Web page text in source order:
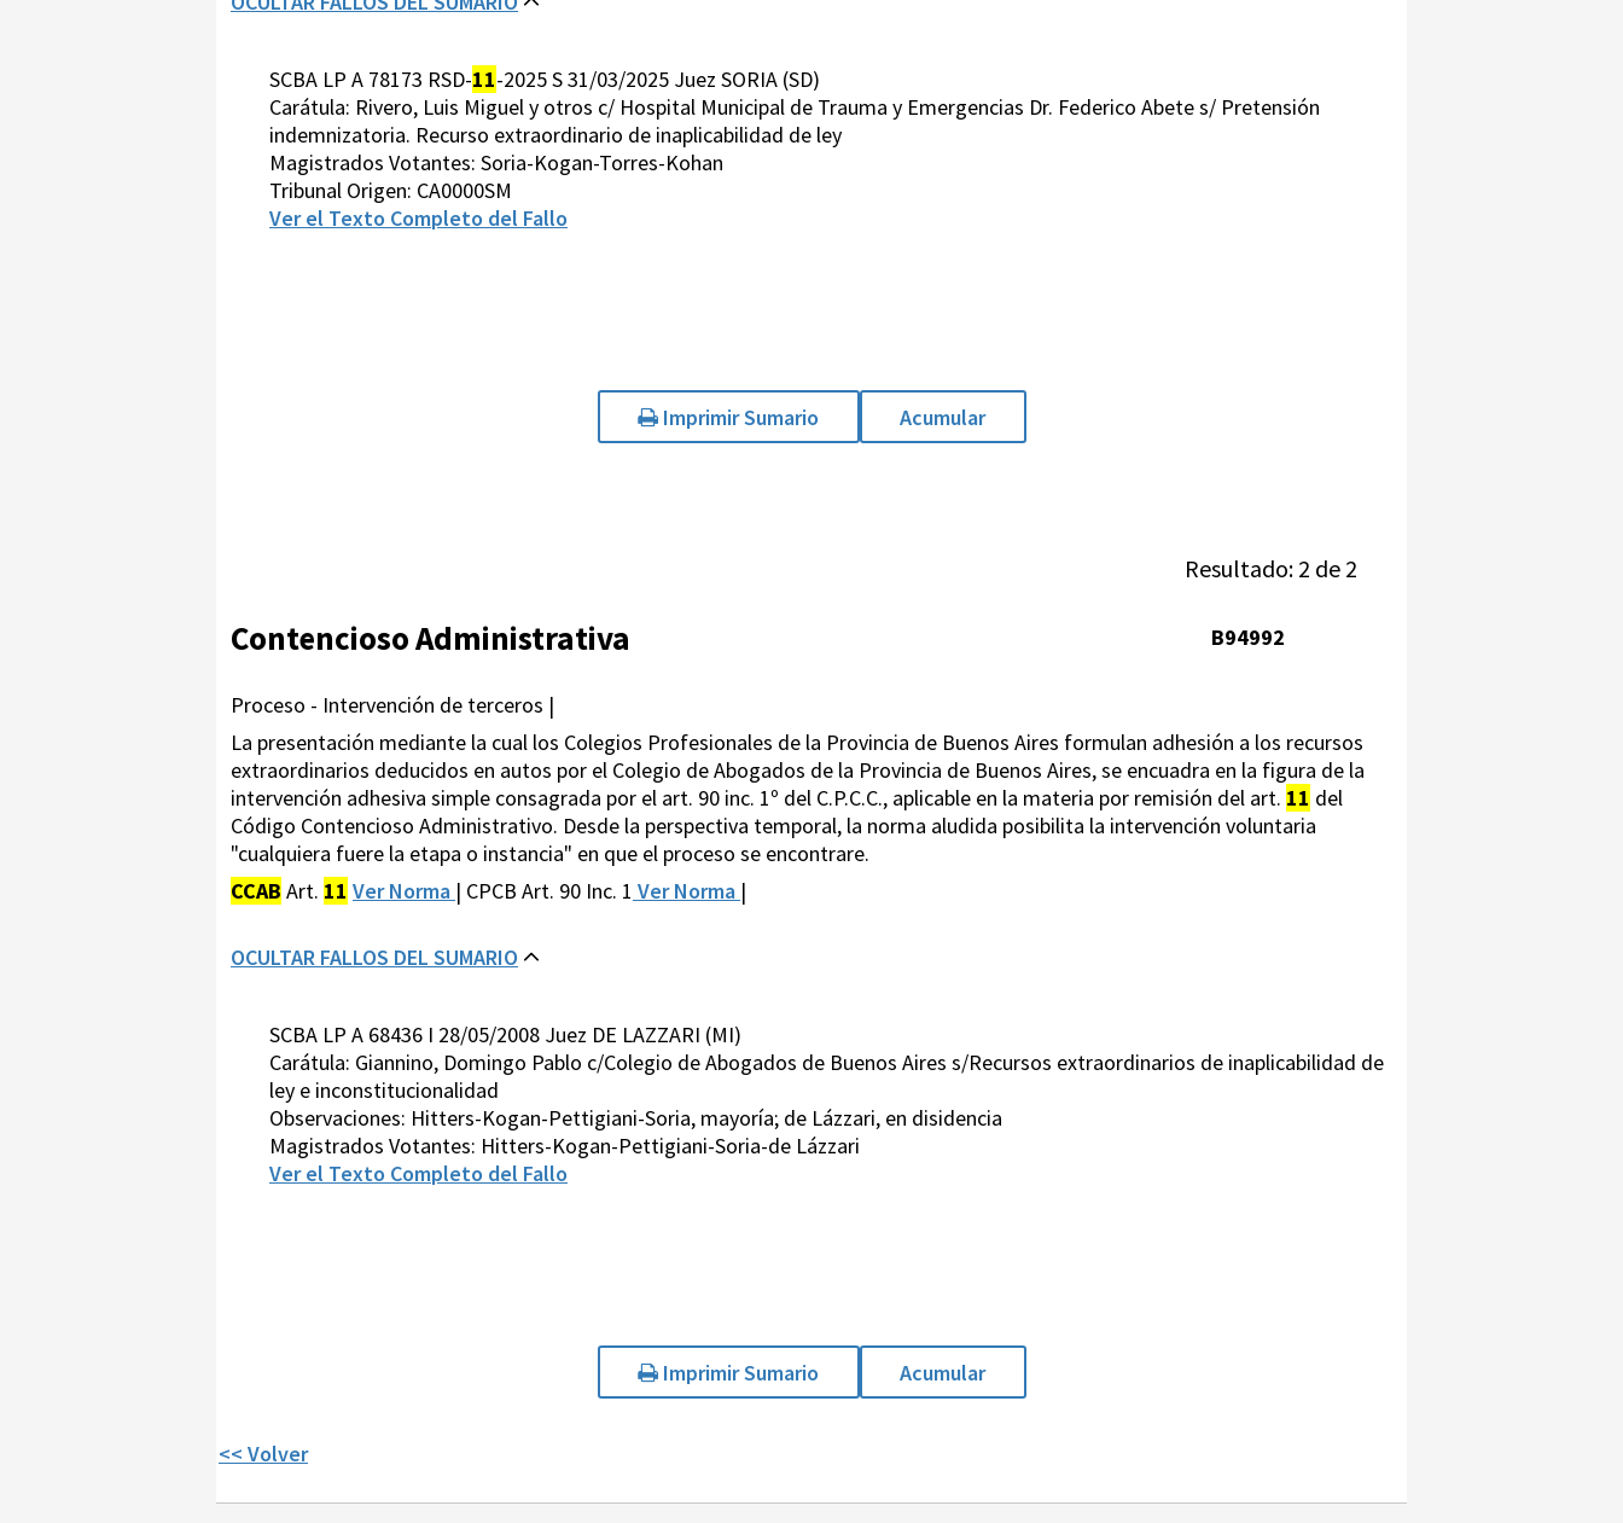
SCBA LP A 78173 RSD-11-2025 S 31/03/2025 Juez SORIA (SD)
Carátula: Rivero, Luis Miguel y otros c/ Hospital Municipal de Trauma y Emergencias Dr. Federico Abete s/ Pretensión
indemnizatoria. Recurso extraordinario de inaplicabilidad de ley
Magistrados Votantes: Soria-Kogan-Torres-Kohan
Tribunal Origen: CA0000SM
Ver el Texto Completo del Fallo
Imprimir Sumario Acumular
Resultado: 2 de 2
Contencioso Administrativa B94992
Proceso - Intervención de terceros |
La presentación mediante la cual los Colegios Profesionales de la Provincia de Buenos Aires formulan adhesión a los recursos
extraordinarios deducidos en autos por el Colegio de Abogados de la Provincia de Buenos Aires, se encuadra en la figura de la
intervención adhesiva simple consagrada por el art. 90 inc. 1º del C.P.C.C., aplicable en la materia por remisión del art. 11 del
Código Contencioso Administrativo. Desde la perspectiva temporal, la norma aludida posibilita la intervención voluntaria
"cualquiera fuere la etapa o instancia" en que el proceso se encontrare.
CCAB Art. 11 Ver Norma | CPCB Art. 90 Inc. 1 Ver Norma |
OCULTAR FALLOS DEL SUMARIO
SCBA LP A 68436 I 28/05/2008 Juez DE LAZZARI (MI)
Carátula: Giannino, Domingo Pablo c/Colegio de Abogados de Buenos Aires s/Recursos extraordinarios de inaplicabilidad de
ley e inconstitucionalidad
Observaciones: Hitters-Kogan-Pettigiani-Soria, mayoría; de Lázzari, en disidencia
Magistrados Votantes: Hitters-Kogan-Pettigiani-Soria-de Lázzari
Ver el Texto Completo del Fallo
Imprimir Sumario Acumular
<< Volver